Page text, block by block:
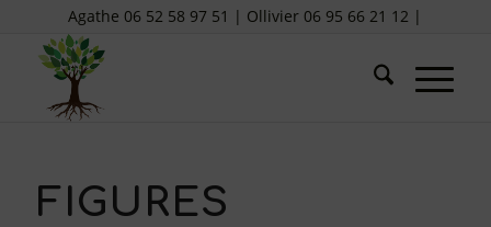
Agathe 06 52 58 97 51 | Ollivier 06 95 66 21 12 |
FIGURES